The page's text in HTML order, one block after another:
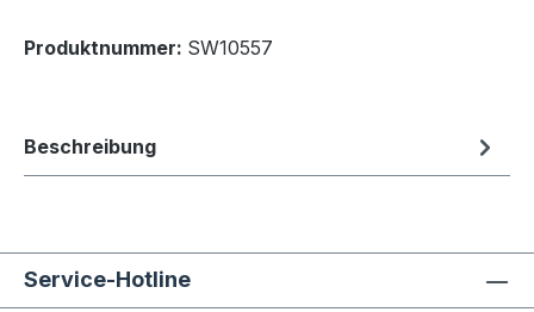
Produktnummer: SW10557
Beschreibung
Service-Hotline